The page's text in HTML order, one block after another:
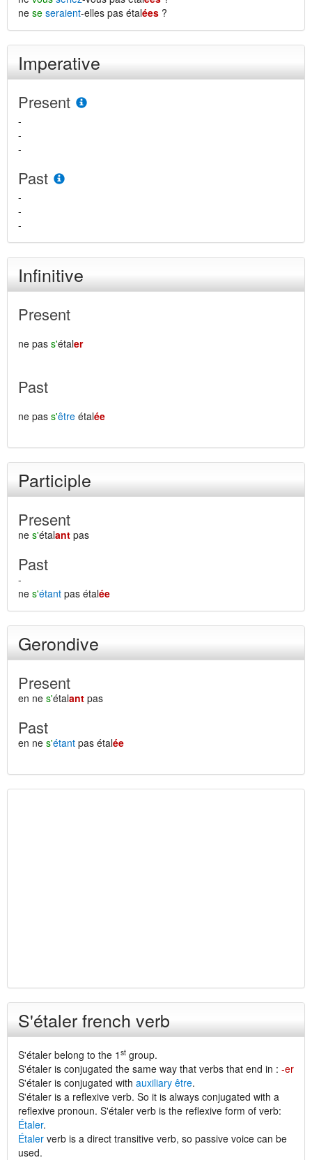
ne se seraient-elles pas étalées ?
Imperative
Present
-
-
-
Past
-
-
-
Infinitive
Present
ne pas s'étaler
Past
ne pas s'être étalée
Participle
Present
ne s'étalant pas
Past
-
ne s'étant pas étalée
Gerondive
Present
en ne s'étalant pas
Past
en ne s'étant pas étalée
S'étaler french verb
S'étaler belong to the 1 st group.
S'étaler is conjugated the same way that verbs that end in : -er
S'étaler is conjugated with auxiliary être.
S'étaler is a reflexive verb. So it is always conjugated with a
reflexive pronoun. S'étaler verb is the reflexive form of verb:
Étaler.
Étaler verb is a direct transitive verb, so passive voice can be
used.